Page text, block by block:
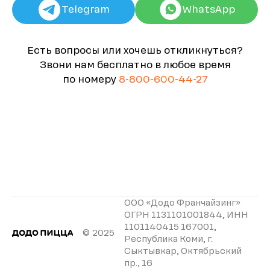
Telegram WhatsApp
Есть вопросы или хочешь откликнуться?
Звони нам бесплатно в любое время
по номеру 8-800-600-44-27
© 2025
ООО «Додо Франчайзинг»
ОГРН 1131101001844, ИНН
1101140415 167001,
Республика Коми, г.
Сыктывкар, Октябрьский
пр., 16